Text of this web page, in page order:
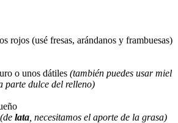
rojos (usé fresas, arándanos y frambuesas)
o unos dátiles (también puedes usar miel
parte dulce del relleno)
(de lata , necesitamos el aporte de la grasa)